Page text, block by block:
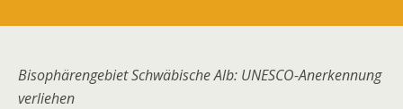
Bisophärengebiet Schwäbische Alb: UNESCO-Anerkennung
verliehen